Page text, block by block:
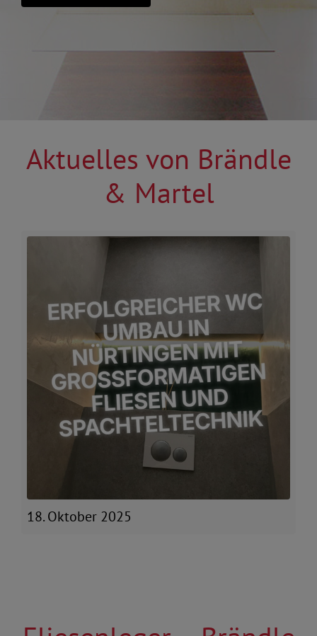
Aktuelles von Brändle
& Martel
18. Oktober 2025